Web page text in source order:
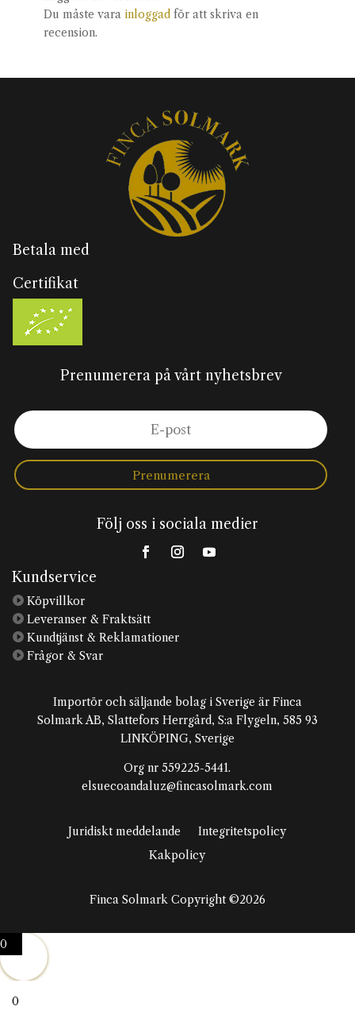
Du måste vara inloggadför att skriva en
recension.
Betala med
Certifikat
Prenumerera på vårt nyhetsbrev
Prenumerera
Följ oss i sociala medier
Kundservice
 Köpvillkor
 Leveranser & Fraktsätt
 Kundtjänst & Reklamationer
 Frågor & Svar
Importör och säljande bolag i Sverige är Finca
Solmark AB, Slattefors Herrgård, S:a Flygeln, 585 93
LINKÖPING, Sverige
Org nr 559225-5441.
elsuecoandaluz@fincasolmark.com
Juridiskt meddelande
Integritetspolicy
Kakpolicy
Finca Solmark Copyright ©2026
0
0